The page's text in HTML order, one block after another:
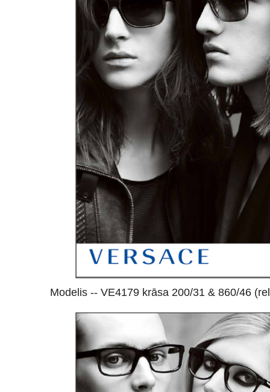
Modelis -- VE4179 krāsa 200/31 & 860/46